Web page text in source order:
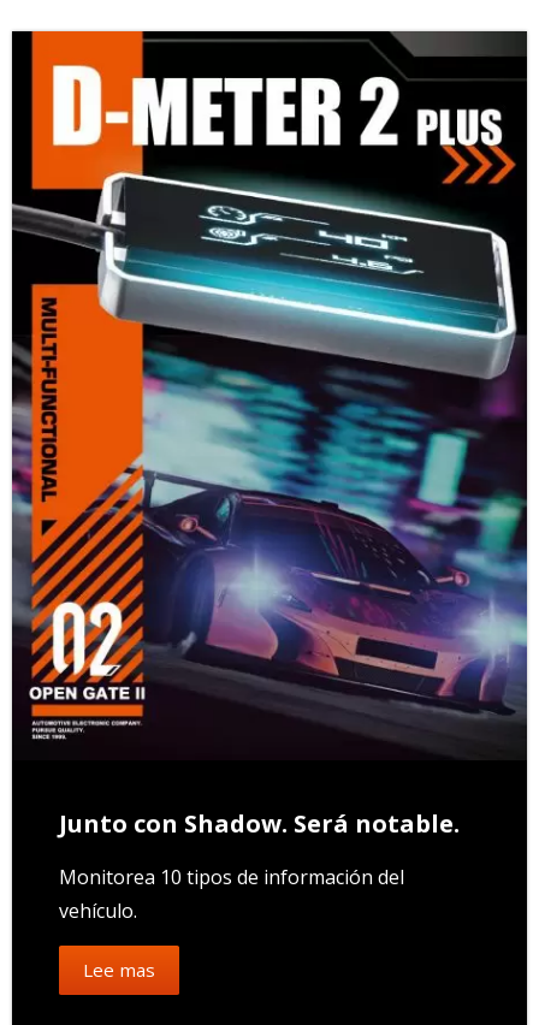
Junto con Shadow. Será notable.
Monitorea 10 tipos de información del
vehículo.
Lee mas